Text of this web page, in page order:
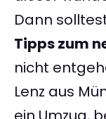
Dann
Tipps zum
nicht
Lenz aus